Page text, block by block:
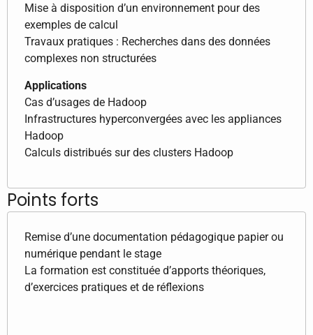
Mise à disposition d’un environnement pour des
exemples de calcul
Travaux pratiques : Recherches dans des données
complexes non structurées
Applications
Cas d’usages de Hadoop
Infrastructures hyperconvergées avec les appliances
Hadoop
Calculs distribués sur des clusters Hadoop
Points forts
Remise d’une documentation pédagogique papier ou
numérique pendant le stage
La formation est constituée d’apports théoriques,
d’exercices pratiques et de réflexions